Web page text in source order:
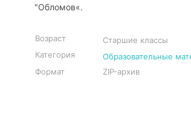
"Обломов«.
Возраст
Старшие классы
Категория
Образовательные
Формат
ZIP-архив